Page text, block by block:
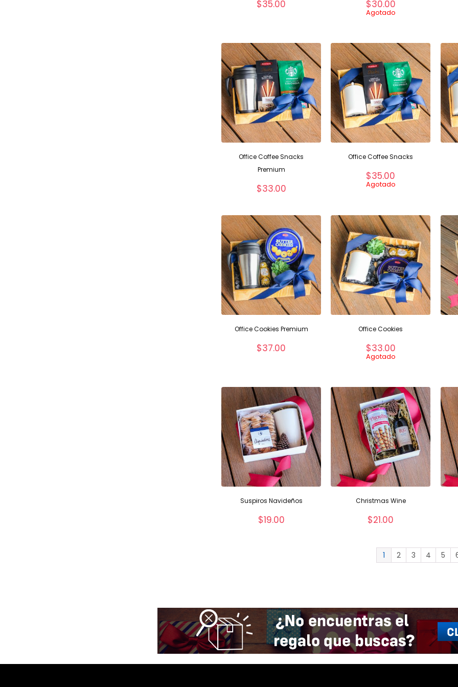
$35.00 $30.00
Agotado
Office Coffee Snacks
Premium
$33.00
Office Coffee Snacks
$35.00
Agotado
Office Cookies Premium
$37.00
Office Cookies
$33.00
Agotado
Suspiros Navideños
$19.00
Christmas Wine
$21.00
1 2 3 4 5